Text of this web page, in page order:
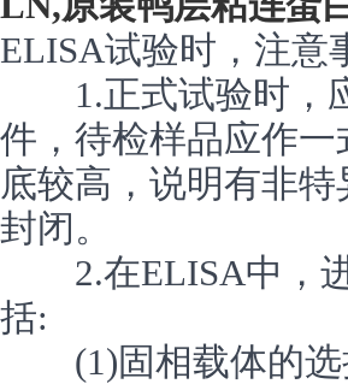
ELISA试验时，注意
1.正式试验时，应
件，待检样品应作
底较高，说明有非
封闭。
2.在ELISA中，进
括:
(1)固相载体的选